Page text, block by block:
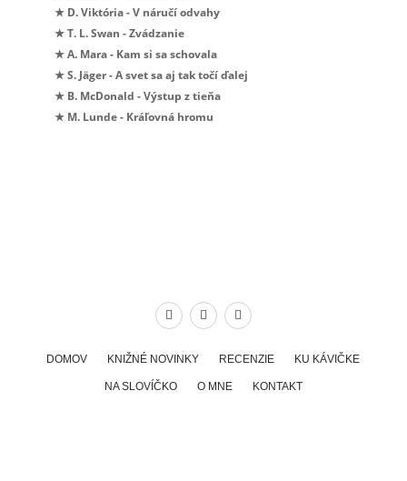
★ D. Viktória - V náručí odvahy
★ T. L. Swan - Zvádzanie
★ A. Mara - Kam si sa schovala
★ S. Jäger - A svet sa aj tak točí ďalej
★ B. McDonald - Výstup z tieňa
★ M. Lunde - Kráľovná hromu
DOMOV KNIŽNÉ NOVINKY RECENZIE KU KÁVIČKE
NA SLOVÍČKO O MNE KONTAKT